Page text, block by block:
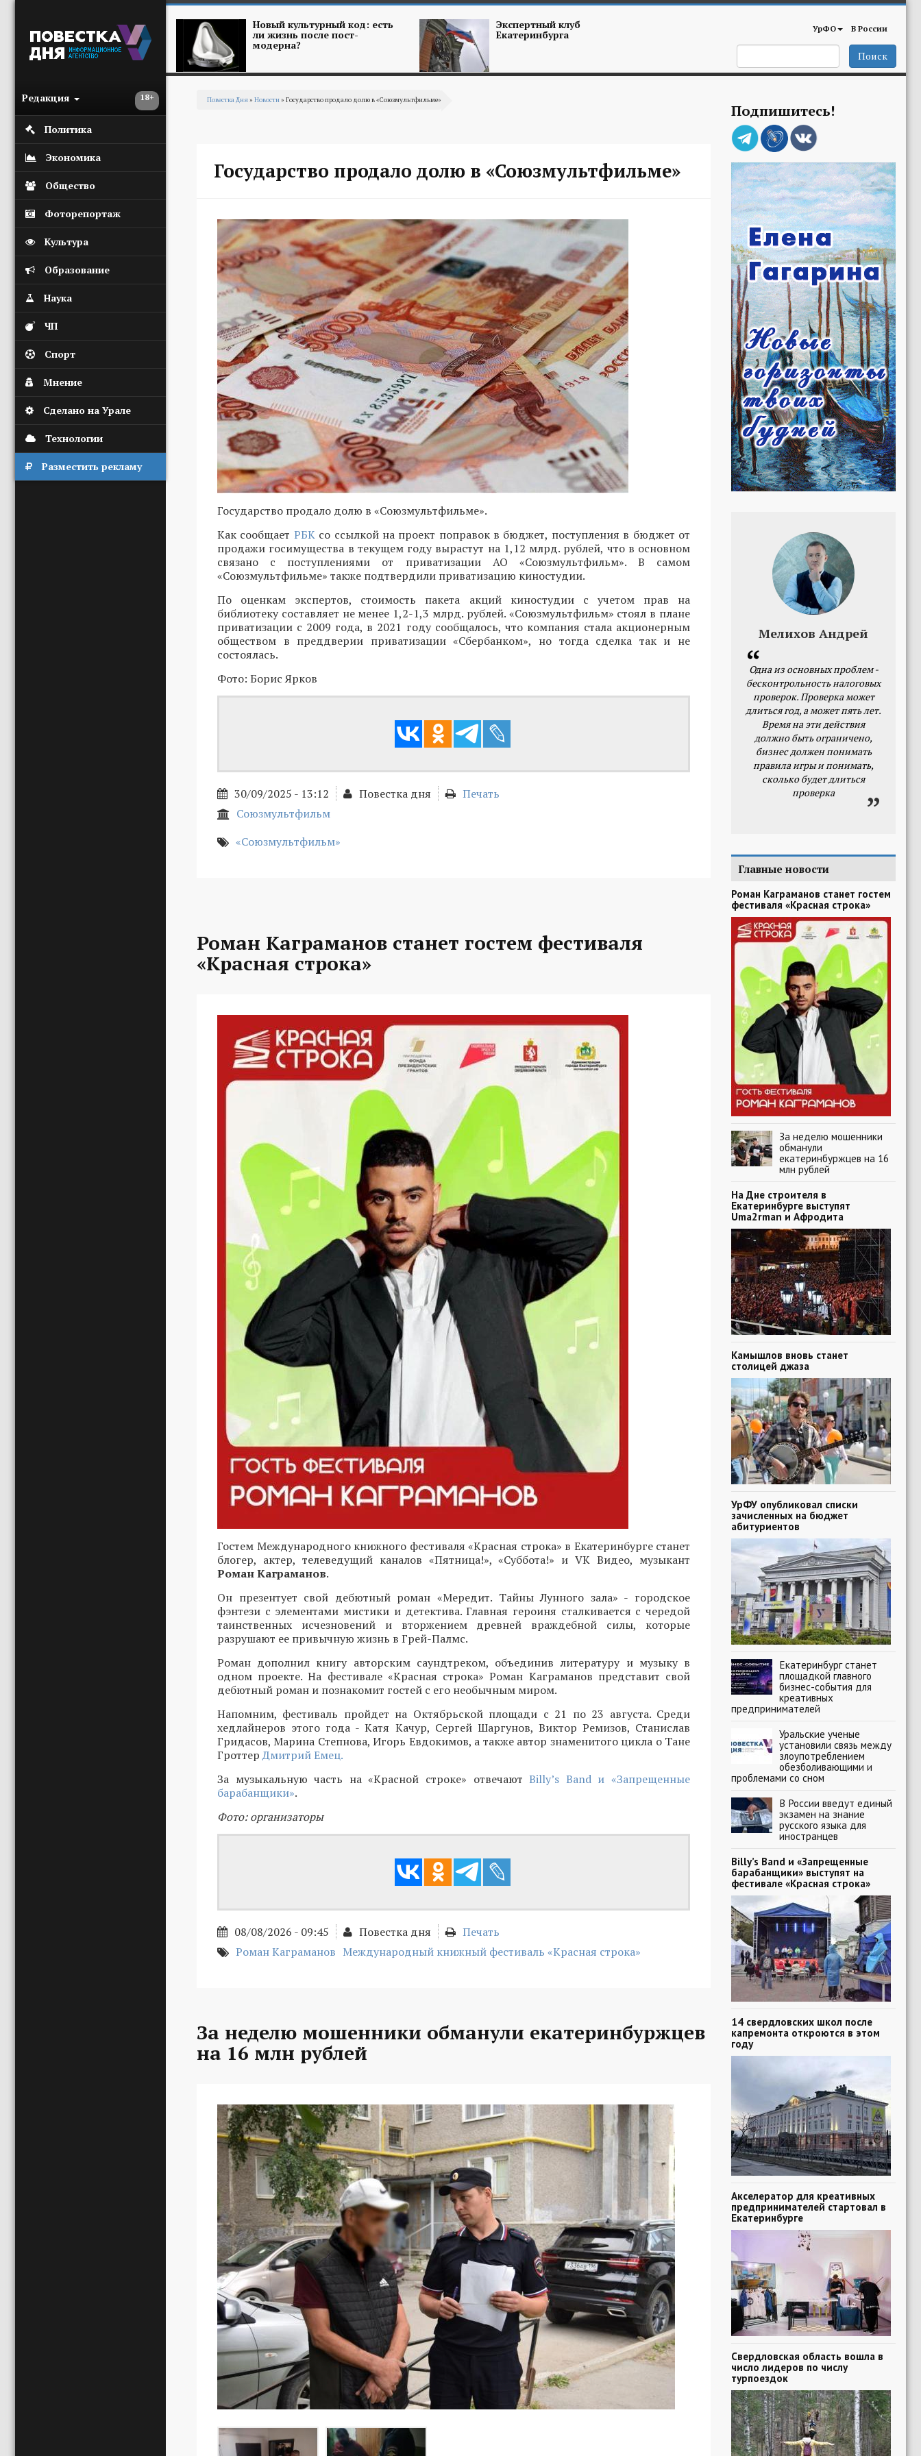
18+
Редакция
Политика
Экономика
Общество
Фоторепортаж
Культура
Образование
Наука
ЧП
Спорт
Мнение
Сделано на Урале
Технологии
Разместить рекламу
Новый культурный код: есть
ли жизнь после пост-
модерна?
Экспертный клуб
Екатеринбурга УрФО В России
Поиск
Повестка Дня» Новости» Государство продало долю в «Союзмультфильме»
Государство продало долю в «Союзмультфильме»
Государство продало долю в «Союзмультфильме».
Как сообщает РБКсо ссылкой на проект поправок в бюджет, поступления в бюджет от
продажи госимущества в текущем году вырастут на 1,12 млрд. рублей, что в основном
связано с поступлениями от приватизации АО «Союзмультфильм». В самом
«Союзмультфильме» также подтвердили приватизацию киностудии.
По оценкам экспертов, стоимость пакета акций киностудии с учетом прав на
библиотеку составляет не менее 1,2-1,3 млрд. рублей. «Союзмультфильм» стоял в плане
приватизации с 2009 года, в 2021 году сообщалось, что компания стала акционерным
обществом в преддверии приватизации «Сбербанком», но тогда сделка так и не
состоялась.
Фото: Борис Ярков
30/09/2025 - 13:12 Повестка дня
Печать
Союзмультфильм
«Союзмультфильм»
Роман Каграманов станет гостем фестиваля
«Красная строка»
Гостем Международного книжного фестиваля «Красная строка» в Екатеринбурге станет
блогер, актер, телеведущий каналов «Пятница!», «Суббота!» и VK Видео, музыкант
Роман Каграманов.
Он презентует свой дебютный роман «Мередит. Тайны Лунного зала» - городское
фэнтези с элементами мистики и детектива. Главная героиня сталкивается с чередой
таинственных исчезновений и вторжением древней враждебной силы, которые
разрушают ее привычную жизнь в Грей-Палмс.
Роман дополнил книгу авторским саундтреком, объединив литературу и музыку в
одном проекте. На фестивале «Красная строка» Роман Каграманов представит свой
дебютный роман и познакомит гостей с его необычным миром.
Напомним, фестиваль пройдет на Октябрьской площади с 21 по 23 августа. Среди
хедлайнеров этого года - Катя Качур, Сергей Шаргунов, Виктор Ремизов, Станислав
Гридасов, Марина Степнова, Игорь Евдокимов, а также автор знаменитого цикла о Тане
ГроттерДмитрий Емец.
За музыкальную часть на «Красной строке» отвечаютBilly’s Band и «Запрещенные
барабанщики».
Фото: организаторы
08/08/2026 - 09:45 Повестка дня
Печать
Роман Каграманов Международный книжный фестиваль «Красная строка»
За неделю мошенники обманули екатеринбуржцев
на 16 млн рублей
Подпишитесь!
Мелихов Андрей
Одна из основных проблем -
бесконтрольность налоговых
проверок. Проверка может
длиться год, а может пять лет.
Время на эти действия
должно быть ограничено,
бизнес должен понимать
правила игры и понимать,
сколько будет длиться
проверка
Главные новости
Роман Каграманов станет гостем
фестиваля «Красная строка»
За неделю мошенники
обманули
екатеринбуржцев на 16
млн рублей
На Дне строителя в
Екатеринбурге выступят
Uma2rman и Афродита
Камышлов вновь станет
столицей джаза
УрФУ опубликовал списки
зачисленных на бюджет
абитуриентов
Екатеринбург станет
площадкой главного
бизнес-события для
креативных
предпринимателей
Уральские ученые
установили связь между
злоупотреблением
обезболивающими и
проблемами со сном
В России введут единый
экзамен на знание
русского языка для
иностранцев
Billy’s Band и «Запрещенные
барабанщики» выступят на
фестивале «Красная строка»
14 свердловских школ после
капремонта откроются в этом
году
Акселератор для креативных
предпринимателей стартовал в
Екатеринбурге
Свердловская область вошла в
число лидеров по числу
турпоездок